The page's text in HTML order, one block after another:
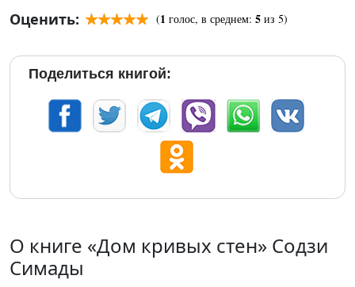
Оценить:
(1 голос, в среднем: 5 из 5)
Поделиться книгой:
О книге «Дом кривых стен» Содзи
Симады